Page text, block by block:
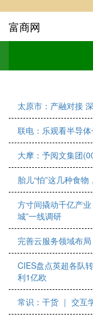
富商网
太原市：产融对接
联电：乐观看半导
大摩：予阅文集团
胎儿“怕”这几种食
方寸间撬动千亿产业
城”一线调研
完善云服务领域布
CIES盘点英超各队
利1亿欧
常识：干货 ｜ 交互